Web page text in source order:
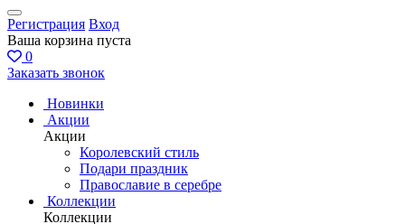
Регистрация Вход
Ваша корзина пуста
0
Заказать звонок
Новинки
Акции
Акции
Королевский стиль
Подари праздник
Православие в серебре
Коллекции
Коллекции